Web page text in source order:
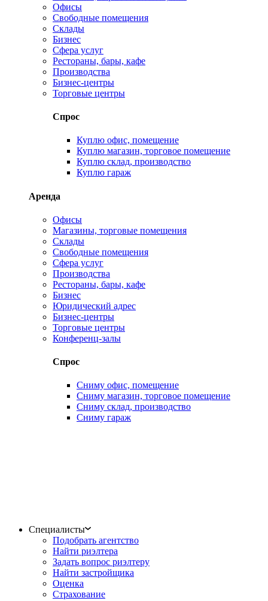
Офисы
Свободные помещения
Склады
Бизнес
Сфера услуг
Рестораны, бары, кафе
Производства
Бизнес-центры
Торговые центры
Спрос
Куплю офис, помещение
Куплю магазин, торговое помещение
Куплю склад, производство
Куплю гараж
Аренда
Офисы
Магазины, торговые помещения
Склады
Свободные помещения
Сфера услуг
Производства
Рестораны, бары, кафе
Бизнес
Юридический адрес
Бизнес-центры
Торговые центры
Конференц-залы
Спрос
Сниму офис, помещение
Сниму магазин, торговое помещение
Сниму склад, производство
Сниму гараж
Специалисты
Подобрать агентство
Найти риэлтера
Задать вопрос риэлтеру
Найти застройщика
Оценка
Страхование